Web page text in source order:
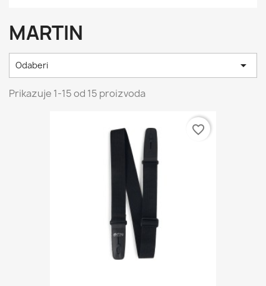
MARTIN
Odaberi 
Prikazuje 1-15 od 15 proizvoda
favorite_border